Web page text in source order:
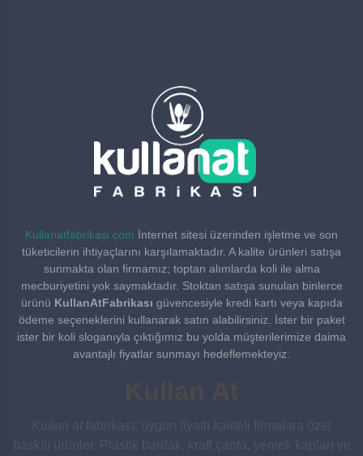
Kullanatfabrikasi.com İnternet sitesi üzerinden işletme ve son
tüketicilerin ihtiyaçlarını karşılamaktadır. A kalite ürünleri satışa
sunmakta olan firmamız; toptan alımlarda koli ile alma
mecburiyetini yok saymaktadır. Stoktan satışa sunulan binlerce
ürünü KullanAtFabrikası güvencesiyle kredi kartı veya kapıda
ödeme seçeneklerini kullanarak satın alabilirsiniz. İster bir paket
ister bir koli sloganıyla çıktığımız bu yolda müşterilerimize daima
avantajlı fiyatlar sunmayı hedeflemekteyiz.
Kullan atfabrikası; uygun fiyatlı kaliteli firmalara özel
baskılı ürünler. Plastik bardak, kraft çanta, yemek kapları ve